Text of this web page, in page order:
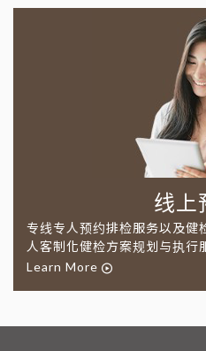
线上
专线专人预约排检服务以及健
人客制化健检方案规划与执行
Learn More